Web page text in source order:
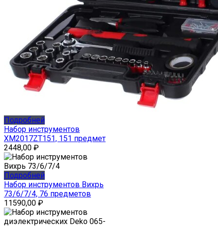
Подробней
Набор инструментов
XM2017ZT151, 151 предмет
2448,00 ₽
Подробней
Набор инструментов Вихрь
73/6/7/4, 76 предметов
11590,00 ₽